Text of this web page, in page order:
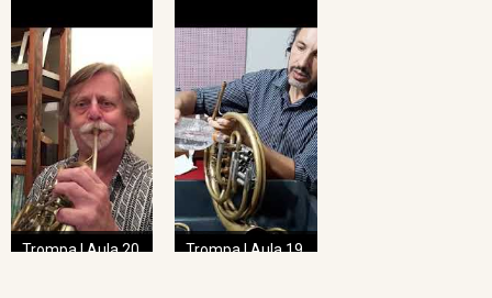
Trompa | Aula 20 Trompa | Aula 19